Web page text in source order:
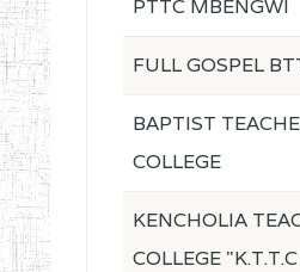
PTTC MBENGWI
FULL GOSPEL
BAPTIST
COLLEGE
KENCHOLIA
COLLEGE